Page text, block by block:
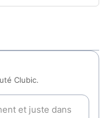
Clubic.